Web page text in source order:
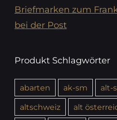
Briefmarken zum
bei der Post
Produkt Schlagwörter
abarten ak-sm
alt-
altschweiz
alt